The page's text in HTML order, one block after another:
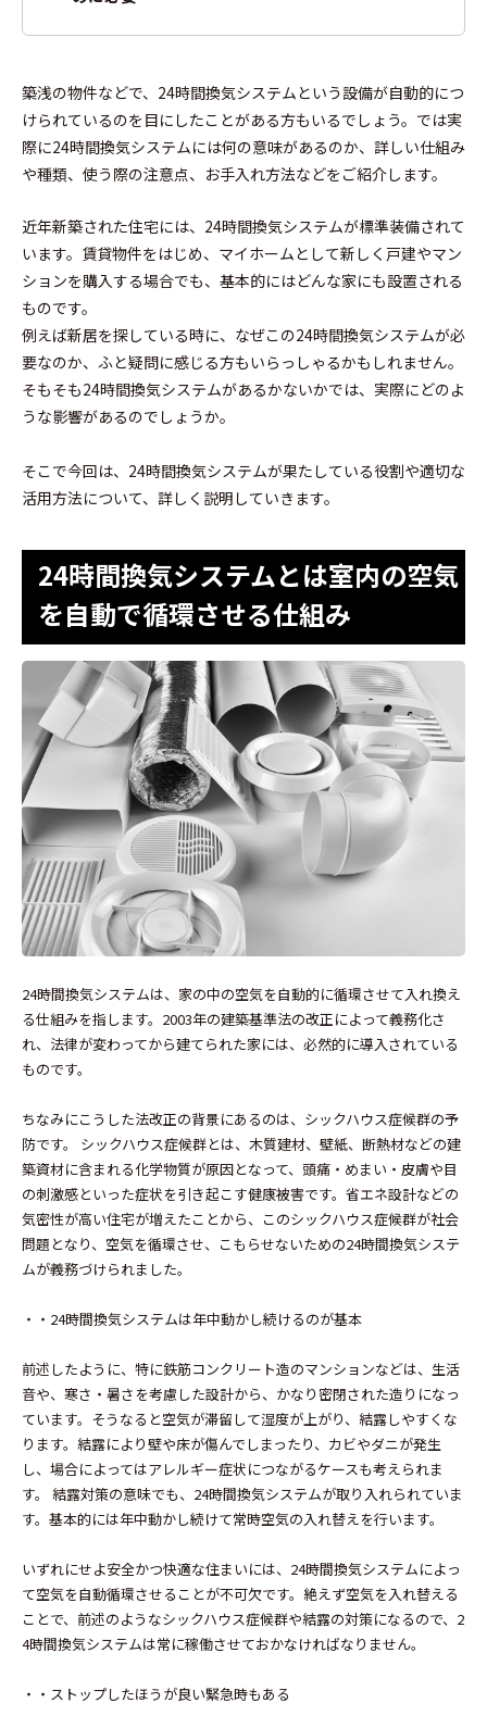
築浅の物件などで、24時間換気システムという設備が自動的につ
けられているのを目にしたことがある方もいるでしょう。では実
際に24時間換気システムには何の意味があるのか、詳しい仕組み
や種類、使う際の注意点、お手入れ方法などをご紹介します。
近年新築された住宅には、24時間換気システムが標準装備されて
います。賃貸物件をはじめ、マイホームとして新しく戸建やマン
ションを購入する場合でも、基本的にはどんな家にも設置される
ものです。
例えば新居を探している時に、なぜこの24時間換気システムが必
要なのか、ふと疑問に感じる方もいらっしゃるかもしれません。
そもそも24時間換気システムがあるかないかでは、実際にどのよ
うな影響があるのでしょうか。
そこで今回は、24時間換気システムが果たしている役割や適切な
活用方法について、詳しく説明していきます。
24時間換気システムとは室内の空気
を自動で循環させる仕組み
24時間換気システムは、家の中の空気を自動的に循環させて入れ換え
る仕組みを指します。2003年の建築基準法の改正によって義務化さ
れ、法律が変わってから建てられた家には、必然的に導入されている
ものです。
ちなみにこうした法改正の背景にあるのは、シックハウス症候群の予
防です。 シックハウス症候群とは、木質建材、壁紙、断熱材などの建
築資材に含まれる化学物質が原因となって、頭痛・めまい・皮膚や目
の刺激感といった症状を引き起こす健康被害です。省エネ設計などの
気密性が高い住宅が増えたことから、このシックハウス症候群が社会
問題となり、空気を循環させ、こもらせないための24時間換気システ
ムが義務づけられました。
・・24時間換気システムは年中動かし続けるのが基本
前述したように、特に鉄筋コンクリート造のマンションなどは、生活
音や、寒さ・暑さを考慮した設計から、かなり密閉された造りになっ
ています。そうなると空気が滞留して湿度が上がり、結露しやすくな
ります。結露により壁や床が傷んでしまったり、カビやダニが発生
し、場合によってはアレルギー症状につながるケースも考えられま
す。 結露対策の意味でも、24時間換気システムが取り入れられていま
す。基本的には年中動かし続けて常時空気の入れ替えを行います。
いずれにせよ安全かつ快適な住まいには、24時間換気システムによっ
て空気を自動循環させることが不可欠です。絶えず空気を入れ替える
ことで、前述のようなシックハウス症候群や結露の対策になるので、2
4時間換気システムは常に稼働させておかなければなりません。
・・ストップしたほうが良い緊急時もある